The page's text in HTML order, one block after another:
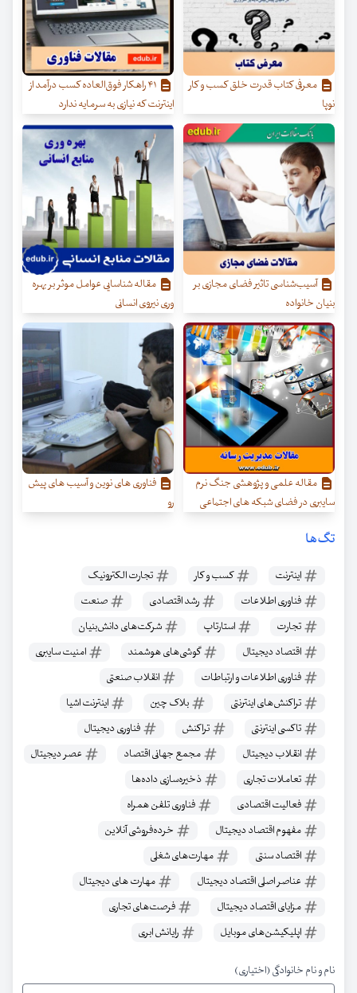
معرفی کتاب قدرت خلق کسب‌ و کار
نوپا
۴۱ راهکار فوق‌العاده کسب درآمد از
اینترنت که نیازی به سرمایه ندارد
آسیب‌شناسی تاثیر فضای مجازی بر
بنیان خانواده
مقاله شناسایی عوامل موثر بر بهره
وری نیروی انسانی
مقاله علمی و پژوهشی جنگ نرم
سایبری در فضای شبکه های اجتماعی
فناوری های نوین و آسیب های پیش
رو
تگ‌ها
اینترنت کسب و کار
تجارت الکترونیک
فناوری اطلاعات
رشد اقتصادی
صنعت
تجارت
استارتاپ
شرکت‌های دانش‌بنیان
اقتصاد دیجیتال
گوشی‌های هوشمند
امنیت سایبری
فناوری اطلاعات و ارتباطات
انقلاب صنعتی
تراکنش‌های اینترنتی
بلاک چین
اینترنت اشیا
تاکسی اینترنتی
تراکنش
فناوری دیجیتال
انقلاب دیجیتال
مجمع جهانی اقتصاد
عصر دیجیتال
تعاملات تجاری
ذخیره‌سازی داده‌ها
فعالیت اقتصادی
فناوری تلفن همراه
مفهوم اقتصاد دیجیتال
خرده‌فروشی آنلاین
اقتصاد سنتی
مهارت‌های شغلی
عناصر اصلی اقتصاد دیجیتال
مهارت های دیجیتال
مزایای اقتصاد دیجیتال
فرصت‌های تجاری
اپلیکیشن‌های موبایل
رایانش ابری
نام و نام خانوادگی (اختیاری)